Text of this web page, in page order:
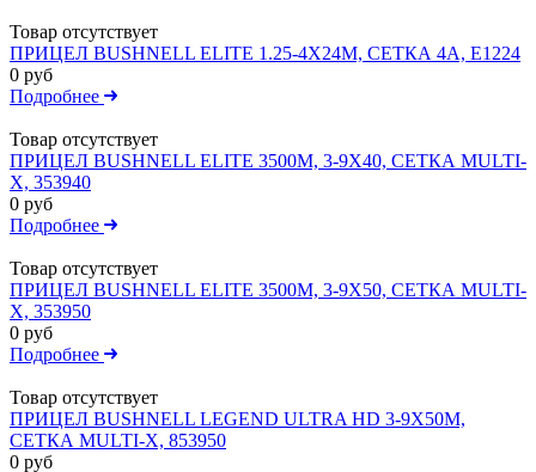
Товар отсутствует
ПРИЦЕЛ BUSHNELL ELITE 1.25-4X24M, СЕТКА 4A, E1224
0 руб
Подробнее
Товар отсутствует
ПРИЦЕЛ BUSHNELL ELITE 3500M, 3-9X40, СЕТКА MULTI-
X, 353940
0 руб
Подробнее
Товар отсутствует
ПРИЦЕЛ BUSHNELL ELITE 3500M, 3-9X50, СЕТКА MULTI-
X, 353950
0 руб
Подробнее
Товар отсутствует
ПРИЦЕЛ BUSHNELL LEGEND ULTRA HD 3-9X50M,
СЕТКА MULTI-X, 853950
0 руб